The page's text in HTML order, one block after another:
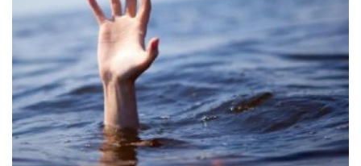
İQTİSADİYYAT
İDMAN
DÜNYA